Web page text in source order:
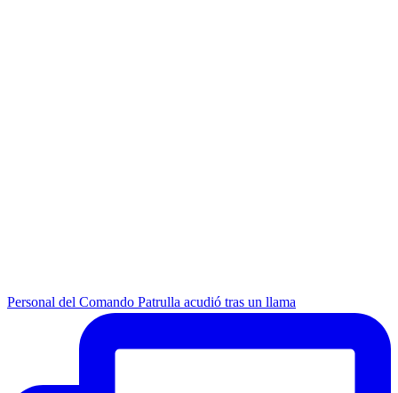
Personal del Comando Patrulla acudió tras un llama